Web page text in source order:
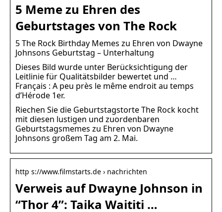
5 Meme zu Ehren des
Geburtstages von The Rock
5 The Rock Birthday Memes zu Ehren von Dwayne
Johnsons Geburtstag – Unterhaltung
Dieses Bild wurde unter Berücksichtigung der
Leitlinie für Qualitätsbilder bewertet und …
Français : A peu près le même endroit au temps
d’Hérode 1er.
Riechen Sie die Geburtstagstorte The Rock kocht
mit diesen lustigen und zuordenbaren
Geburtstagsmemes zu Ehren von Dwayne
Johnsons großem Tag am 2. Mai.
http s://www.filmstarts.de › nachrichten
Verweis auf Dwayne Johnson in
“Thor 4”: Taika Waititi …